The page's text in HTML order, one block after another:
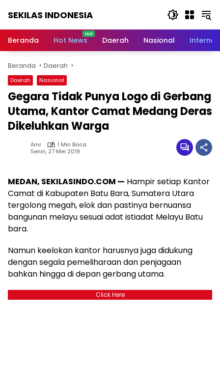
SEKILAS INDONESIA
Terkini,
Latest
World,
Headlines,
News
Today
Beranda Hot News Daerah Nasional
Beranda Daerah
Daerah Nasional
Gegara Tidak Punya Logo di Gerbang
Utama, Kantor Camat Medang Deras
Dikeluhkan Warga
Amr
1 Min Baca
Senin, 27 Mei 2019
MEDAN, SEKILASINDO.COM — Hampir setiap Kantor
Camat di Kabupaten Batu Bara, Sumatera Utara
tergolong megah, elok dan pastinya bernuansa
bangunan melayu sesuai adat istiadat Melayu Batu
bara.
Namun keelokan kantor harusnya juga didukung
dengan segala pemeliharaan dan penjagaan
bahkan hingga di depan gerbang utama.
Click Here